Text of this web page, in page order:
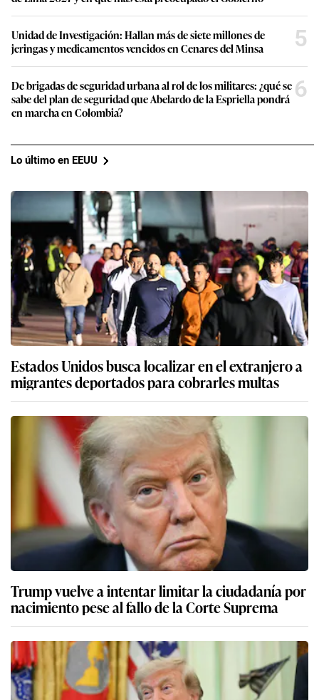
Unidad de Investigación: Hallan más de siete millones de
jeringas y medicamentos vencidos en Cenares del Minsa
5
De brigadas de seguridad urbana al rol de los militares: ¿qué se
sabe del plan de seguridad que Abelardo de la Espriella pondrá
en marcha en Colombia?
6
Lo último en EEUU
Estados Unidos busca localizar en el extranjero a
migrantes deportados para cobrarles multas
Trump vuelve a intentar limitar la ciudadanía por
nacimiento pese al fallo de la Corte Suprema